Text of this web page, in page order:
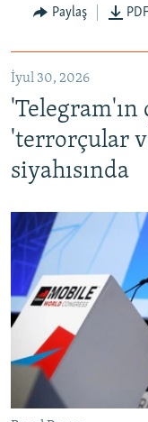
Paylaş PDF
İyul 30, 2026
'Telegram'ın
'terrorçular
siyahısında